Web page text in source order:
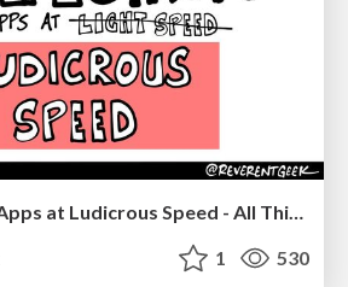
JAMstack: Web Apps at Ludicrous Speed - All Things Open 2022
1 530